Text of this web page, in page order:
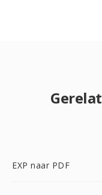
EXP naar PDF